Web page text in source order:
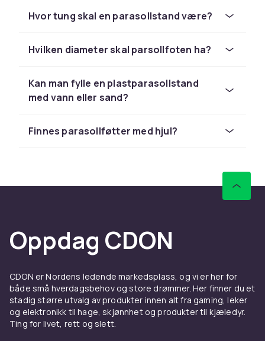
Den viktigste faktoren ved valg av
tommelfingerregel bør standen veie minst en
tredjedel av parasollskjermens areal i
diameter anbefales en stand på minst 25 til 35
Sjekk også at parasollstandens rør eller hylse
tykkere stenger.
Parasollføtter lages i en rekke materialer.
Støpejern er det klassiske valget og gir høy
vekt på lite areal. Plastføtter som kan fylles
med sand eller vann er lettere å transportere.
Hvor tung skal en parasollstand være?
Hvilken diameter skal parsollfoten ha?
Kan man fylle en plastparasollstand
med vann eller sand?
Finnes parasollføtter med hjul?
Oppdag CDON
CDON er Nordens ledende markedsplass, og vi er her for
både små hverdagsbehov og store drømmer. Her finner du et
stadig større utvalg av produkter innen alt fra gaming, leker
og elektronikk til hage, skjønnhet og produkter til kjæledyr.
Ting for livet, rett og slett.